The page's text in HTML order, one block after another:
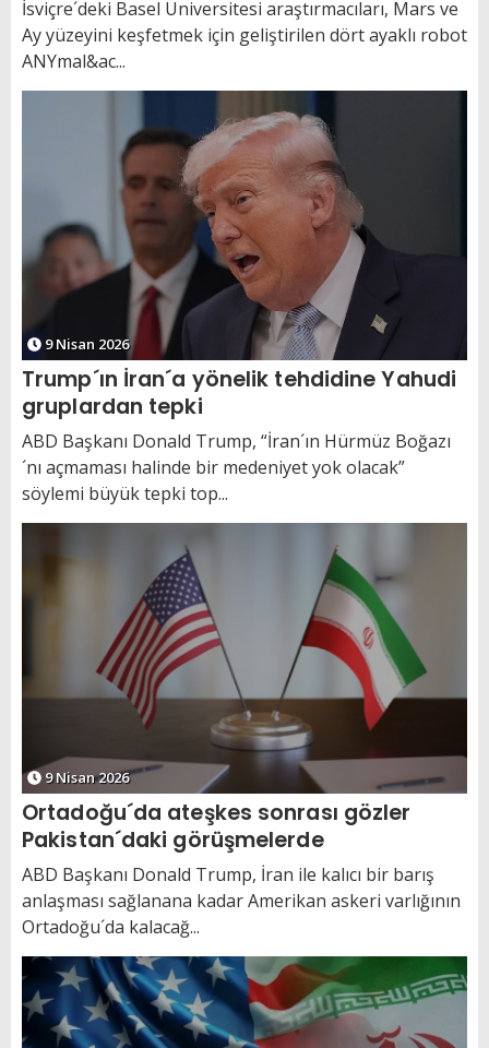
İsviçre´deki Basel Üniversitesi araştırmacıları, Mars ve
Ay yüzeyini keşfetmek için geliştirilen dört ayaklı robot
ANYmal&ac...
9 Nisan 2026
Trump´ın İran´a yönelik tehdidine Yahudi
gruplardan tepki
ABD Başkanı Donald Trump, “İran´ın Hürmüz Boğazı
´nı açmaması halinde bir medeniyet yok olacak”
söylemi büyük tepki top...
9 Nisan 2026
Ortadoğu´da ateşkes sonrası gözler
Pakistan´daki görüşmelerde
ABD Başkanı Donald Trump, İran ile kalıcı bir barış
anlaşması sağlanana kadar Amerikan askeri varlığının
Ortadoğu´da kalacağ...